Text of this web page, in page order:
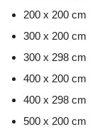
200 x 200 cm
300 x 200 cm
300 x 298 cm
400 x 200 cm
400 x 298 cm
500 x 200 cm